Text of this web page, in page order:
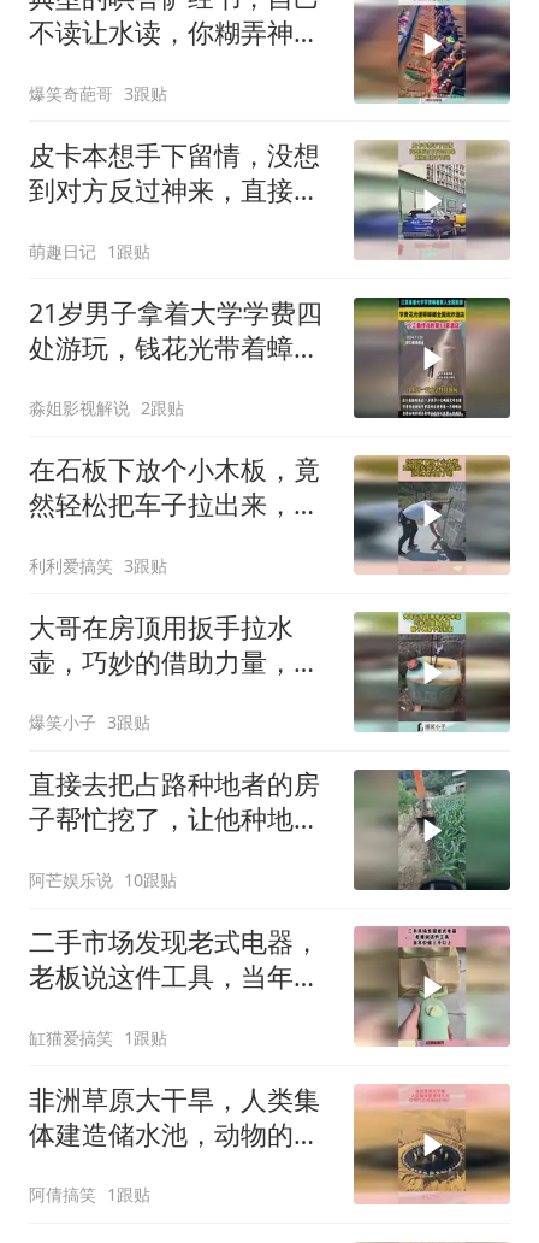
不读让水读，你糊弄神神
爆笑奇葩哥 3跟贴
皮卡本想手下留情，没想
到对方反过神来，直接置
萌趣日记 1跟贴
21岁男子拿着大学学费四
处游玩，钱花光带着蟑螂
淼姐影视解说 2跟贴
在石板下放个小木板，竟
然轻松把车子拉出来，这
利利爱搞笑 3跟贴
大哥在房顶用扳手拉水
壶，巧妙的借助力量，脑
爆笑小子 3跟贴
直接去把占路种地者的房
子帮忙挖了，让他种地，
阿芒娱乐说 10跟贴
二手市场发现老式电器，
老板说这件工具，当年价
缸猫爱搞笑 1跟贴
非洲草原大干旱，人类集
体建造储水池，动物的会
阿倩搞笑 1跟贴